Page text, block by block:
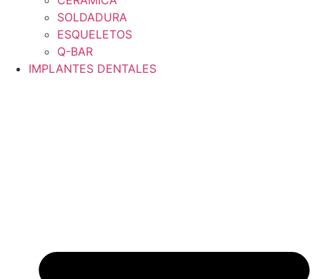
SOLDADURA
ESQUELETOS
Q-BAR
IMPLANTES DENTALES